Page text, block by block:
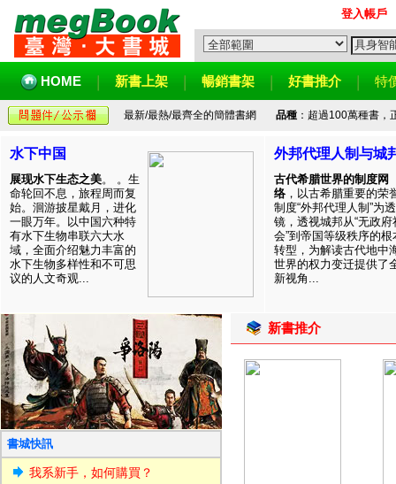
登入帳戶
HOME 新書上架 暢銷書架 好書推介 特
最新/最熱/最齊全的簡體書網 品種：超過100萬種書，
水下中国
展现水下生态之美。 。生
命轮回不息，旅程周而复
始。洄游披星戴月，进化
一眼万年。以中国六种特
有水下生物串联六大水
域，全面介绍魅力丰富的
水下生物多样性和不可思
议的人文奇观...
外邦代理人制与城
古代希腊世界的制度网
络 ，以古希腊重要的荣
制度“外邦代理人制”为透
镜，透视城邦从“无政府
会”到帝国等级秩序的根
转型，为解读古代地中
世界的权力变迁提供了
新视角...
書城快訊
我系新手，如何購買？
新書推介